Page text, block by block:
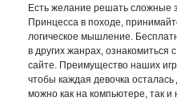
Есть желание решать сложные
Принцесса в походе,
логическое мышление.
в других жанрах,
сайте. Преимущество наших
чтобы каждая девочка
можно как на компьютере, так